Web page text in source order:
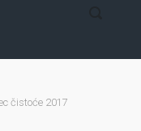
čistoće 2017